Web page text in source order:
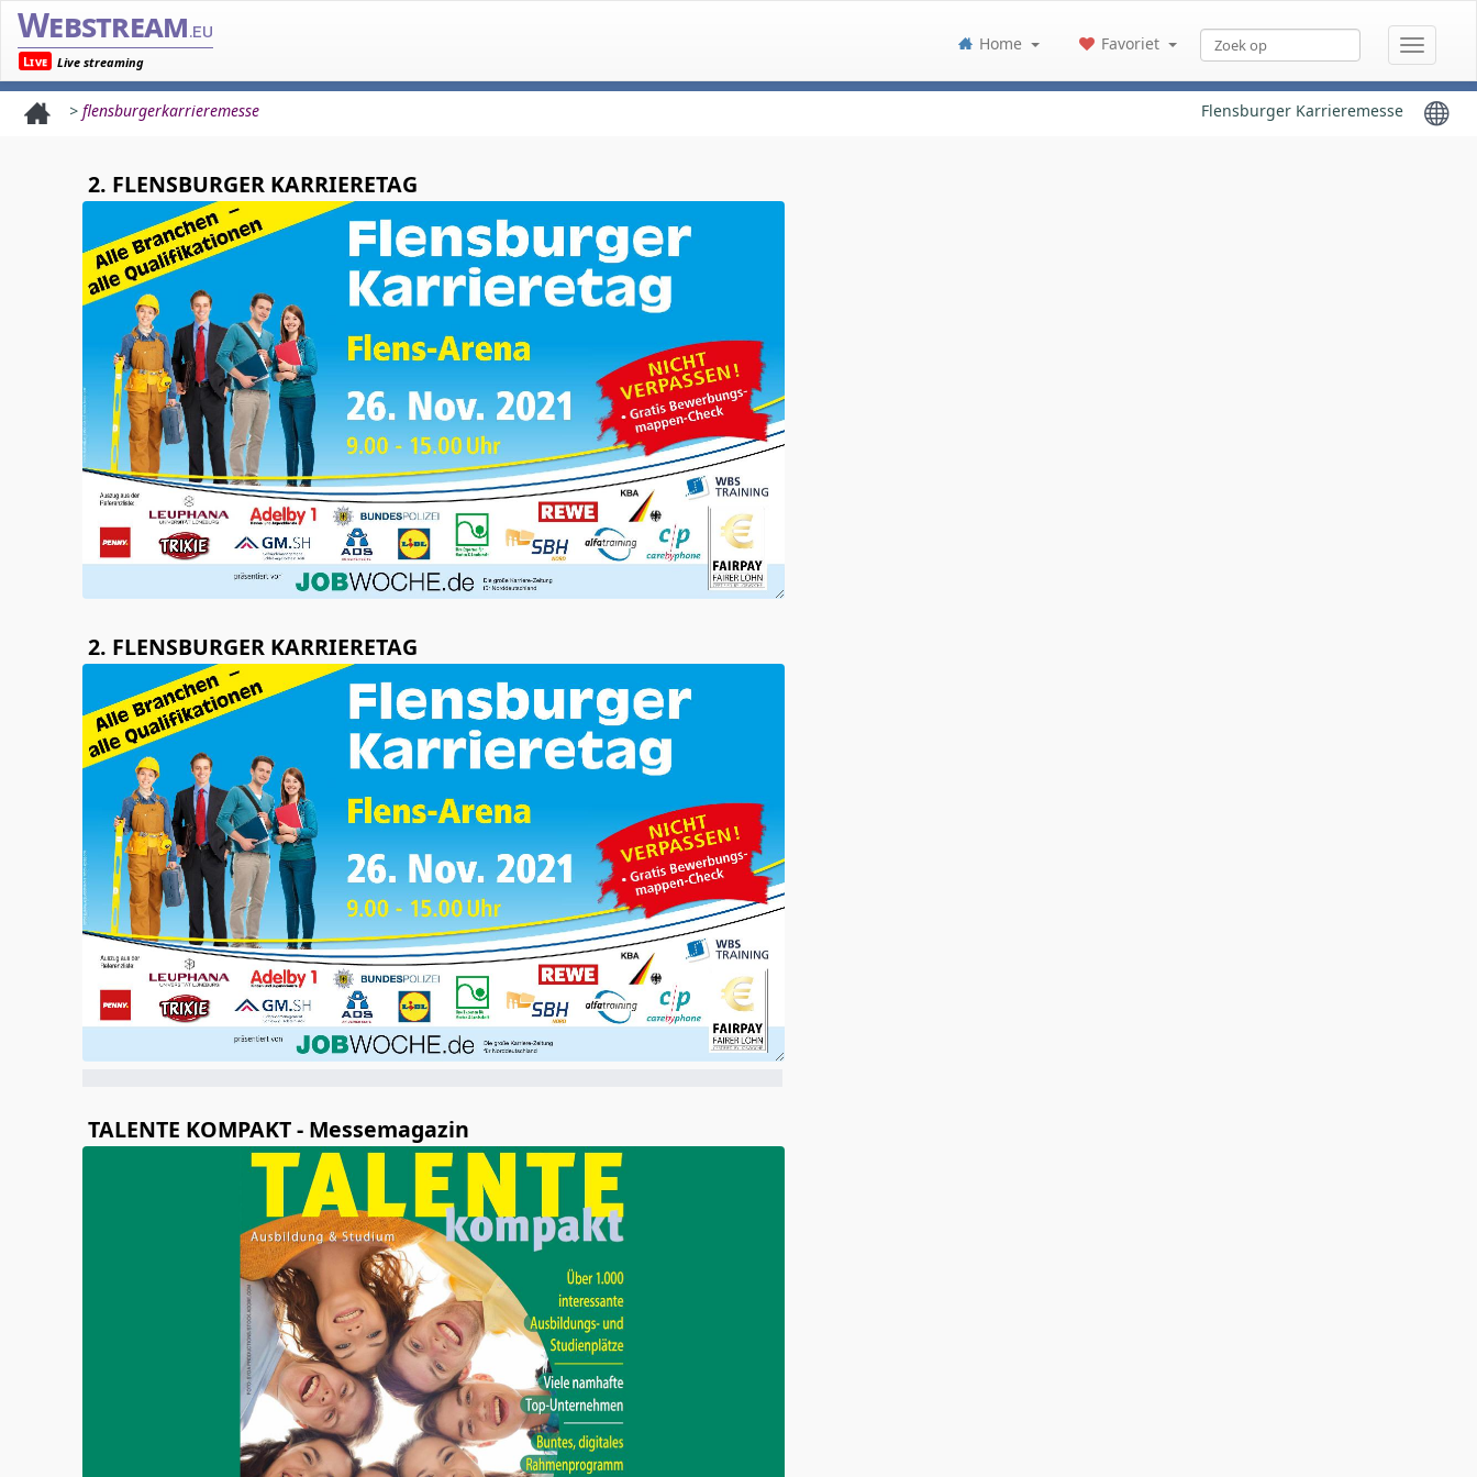
Webstream.eu
Live Live streaming
Home Favoriet
> flensburgerkarrieremesse Flensburger Karrieremesse
2. FLENSBURGER KARRIERETAG
2. FLENSBURGER KARRIERETAG
TALENTE KOMPAKT - Messemagazin